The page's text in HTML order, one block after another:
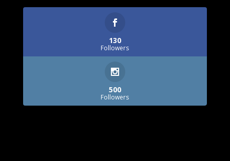
130
Followers
500
Followers